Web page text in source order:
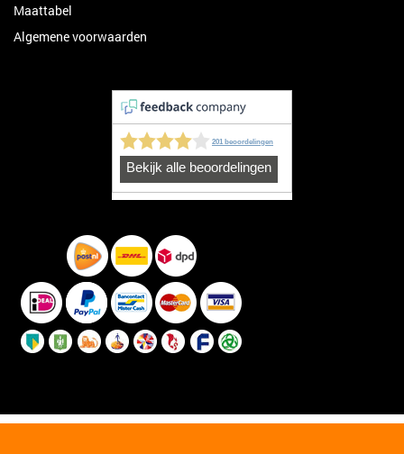
Maattabel
Algemene voorwaarden